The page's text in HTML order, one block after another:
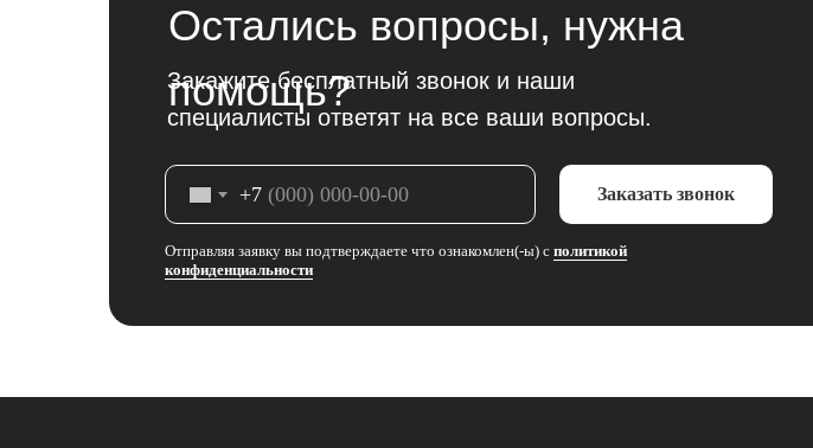
Остались вопросы, нужна
помощь?
Закажите бесплатный звонок и наши
специалисты ответят на все ваши вопросы.
+7 Заказать звонок
Отправляя заявку вы подтверждаете что ознакомлен(-ы) с политикой
конфиденциальности